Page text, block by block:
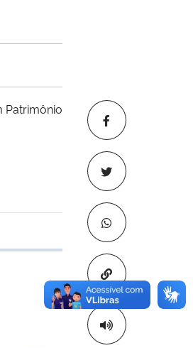
Copiar para
Patrimônio